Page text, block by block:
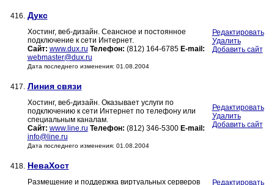
416. Дукс
Хостинг, веб-дизайн. Сеансное и постоянное
подключение к сети Интернет.
Сайт: www.dux.ru Телефон: (812) 164-6785 E-mail:
webmaster@dux.ru
Дата последнего изменения: 01.08.2004
Редактировать
Удалить
Добавить сайт
417. Линия связи
Хостинг, веб-дизайн. Оказывает услуги по
подключению к сети Интернет по телефону или
специальным каналам.
Сайт: www.line.ru Телефон: (812) 346-5300 E-mail:
info@line.ru
Дата последнего изменения: 01.08.2004
Редактировать
Удалить
Добавить сайт
418. НеваХост
Размещение и поддержка виртуальных серверов
Редактировать